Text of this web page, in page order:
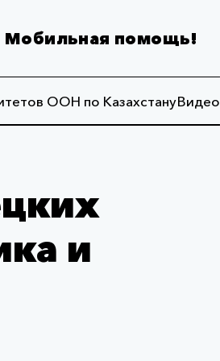
Мобильная помощь!
ООН по КазахстануВидео
и